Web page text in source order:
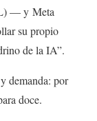
— y Meta
su propio
de la IA”.
demanda: por
doce.